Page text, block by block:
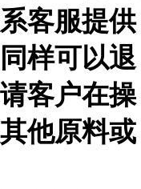
客服提供
样可以退
客户在操
他原料或